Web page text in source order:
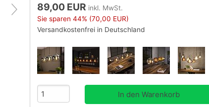
89,00 EUR inkl. MwSt.
Sie sparen 44% (70,00 EUR)
Versandkostenfrei in Deutschland